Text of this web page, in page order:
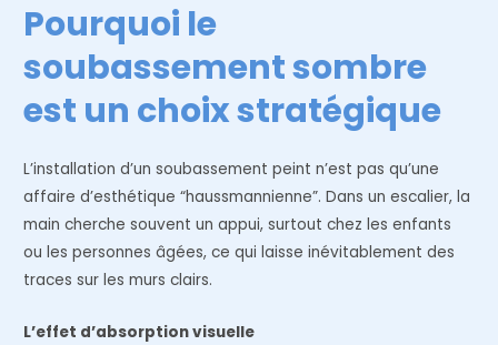
Pourquoi le
soubassement sombre
est un choix stratégique
L’installation d’un soubassement peint n’est pas qu’une
affaire d’esthétique “haussmannienne”. Dans un escalier, la
main cherche souvent un appui, surtout chez les enfants
ou les personnes âgées, ce qui laisse inévitablement des
traces sur les murs clairs.
L’effet d’absorption visuelle